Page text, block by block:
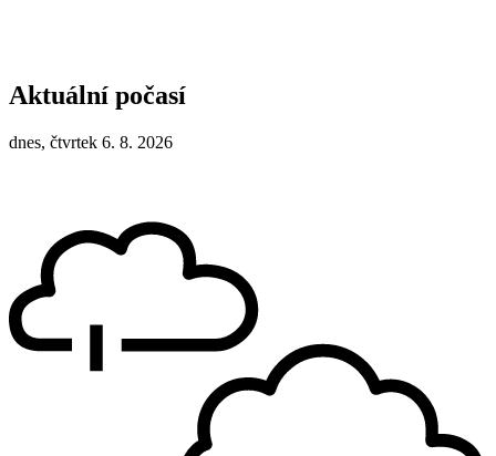
Aktuální počasí
dnes, čtvrtek 6. 8. 2026